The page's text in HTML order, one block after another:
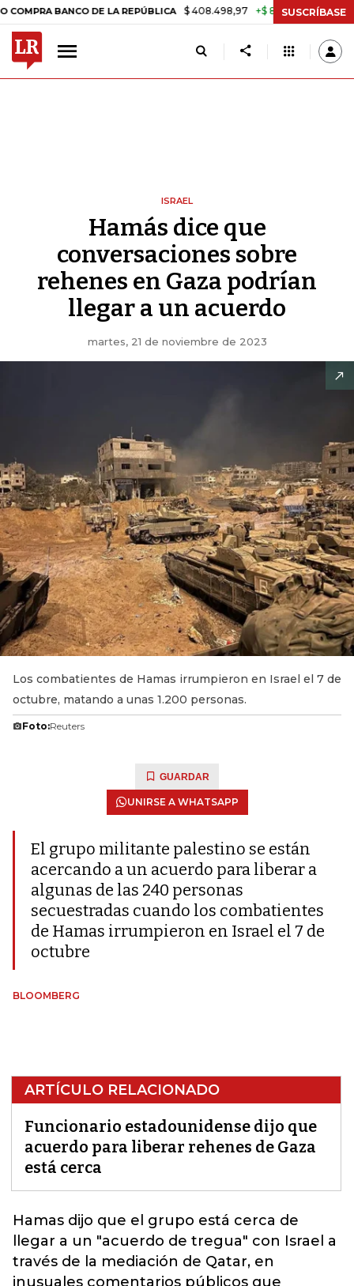
BANCO DE LA REPÚBLICA $ 408.498,97 +$ 8.753,81 +2,19% TASA
SUSCRÍBASE
ISRAEL
Hamás dice que
conversaciones sobre
rehenes en Gaza podrían
llegar a un acuerdo
martes, 21 de noviembre de 2023
Los combatientes de Hamas irrumpieron en Israel el 7 de
octubre, matando a unas 1.200 personas.
Foto:Reuters
GUARDAR
UNIRSE A WHATSAPP
El grupo militante palestino se están
acercando a un acuerdo para liberar a
algunas de las 240 personas
secuestradas cuando los combatientes
de Hamas irrumpieron en Israel el 7 de
octubre
BLOOMBERG
ARTÍCULO RELACIONADO
Funcionario estadounidense dijo que
acuerdo para liberar rehenes de Gaza
está cerca
Hamas dijo que el grupo está cerca de
llegar a un "acuerdo de tregua" con Israel a
través de la mediación de Qatar, en
inusuales comentarios públicos que